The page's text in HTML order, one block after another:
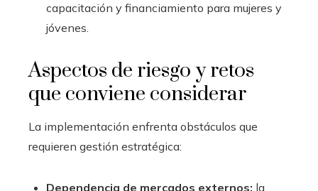
capacitación y financiamiento para mujeres y
jóvenes.
Aspectos de riesgo y retos
que conviene considerar
La implementación enfrenta obstáculos que
requieren gestión estratégica:
Dependencia de mercados externos: la